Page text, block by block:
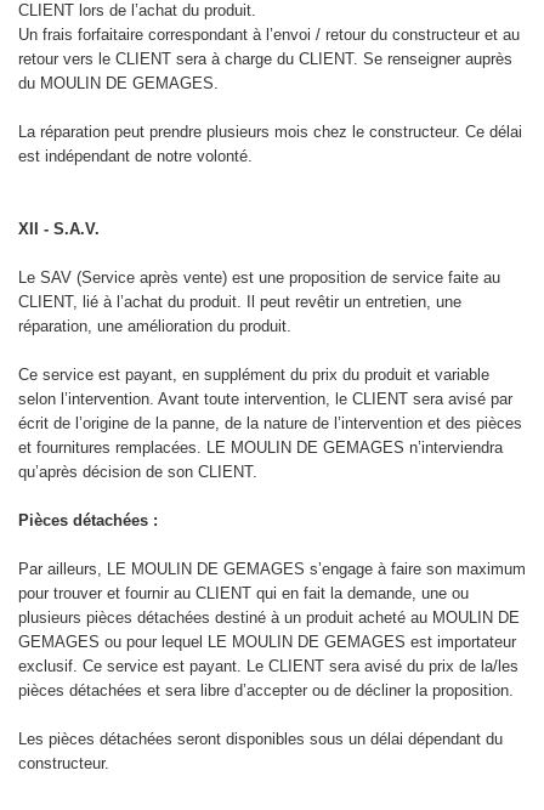
CLIENT lors de l’achat du produit.
Un frais forfaitaire correspondant à l’envoi / retour du constructeur et au
retour vers le CLIENT sera à charge du CLIENT. Se renseigner auprès
du MOULIN DE GEMAGES.
La réparation peut prendre plusieurs mois chez le constructeur. Ce délai
est indépendant de notre volonté.
XII - S.A.V.
Le SAV (Service après vente) est une proposition de service faite au
CLIENT, lié à l’achat du produit. Il peut revêtir un entretien, une
réparation, une amélioration du produit.
Ce service est payant, en supplément du prix du produit et variable
selon l’intervention. Avant toute intervention, le CLIENT sera avisé par
écrit de l’origine de la panne, de la nature de l’intervention et des pièces
et fournitures remplacées. LE MOULIN DE GEMAGES n’interviendra
qu’après décision de son CLIENT.
Pièces détachées :
Par ailleurs, LE MOULIN DE GEMAGES s’engage à faire son maximum
pour trouver et fournir au CLIENT qui en fait la demande, une ou
plusieurs pièces détachées destiné à un produit acheté au MOULIN DE
GEMAGES ou pour lequel LE MOULIN DE GEMAGES est importateur
exclusif. Ce service est payant. Le CLIENT sera avisé du prix de la/les
pièces détachées et sera libre d’accepter ou de décliner la proposition.
Les pièces détachées seront disponibles sous un délai dépendant du
constructeur.